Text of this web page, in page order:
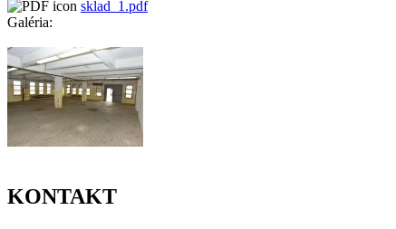
sklad_1.pdf
Galéria:
KONTAKT